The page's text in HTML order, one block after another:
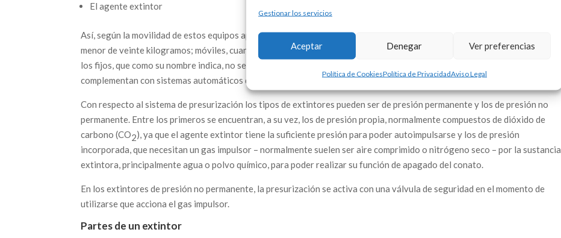
Gestionar los servicios
Aceptar Denegar Ver preferencias
Política de CookiesPolítica de PrivacidadAviso Legal
El agente extintor
Así, según la movilidad de estos equipos apagafuegos los extintores pueden ser portátiles, cuando tienen un peso igual o
menor de veinte kilogramos; móviles, cuando exceden de los veinte kilos y suelen disponer de ruedas para su transporte y
los fijos, que como su nombre indica, no se pueden mover y suelen encontrarse instalados sobre elementos de riesgo y se
complementan con sistemas automáticos de detección de incendios.
Con respecto al sistema de presurización los tipos de extintores pueden ser de presión permanente y los de presión no
permanente. Entre los primeros se encuentran, a su vez, los de presión propia, normalmente compuestos de dióxido de
carbono (CO2), ya que el agente extintor tiene la suficiente presión para poder autoimpulsarse y los de presión
incorporada, que necesitan un gas impulsor – normalmente suelen ser aire comprimido o nitrógeno seco – por la sustancia
extintora, principalmente agua o polvo químico, para poder realizar su función de apagado del conato.
En los extintores de presión no permanente, la presurización se activa con una válvula de seguridad en el momento de
utilizarse que acciona el gas impulsor.
Partes de un extintor